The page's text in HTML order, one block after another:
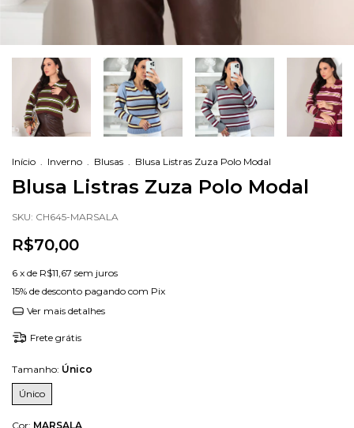
Início . Inverno . Blusas . Blusa Listras Zuza Polo Modal
Blusa Listras Zuza Polo Modal
SKU: CH645-MARSALA
R$70,00
6 x de R$11,67 sem juros
15% de desconto pagando com Pix
Ver mais detalhes
Frete grátis
Tamanho: Único
Único
Cor: MARSALA